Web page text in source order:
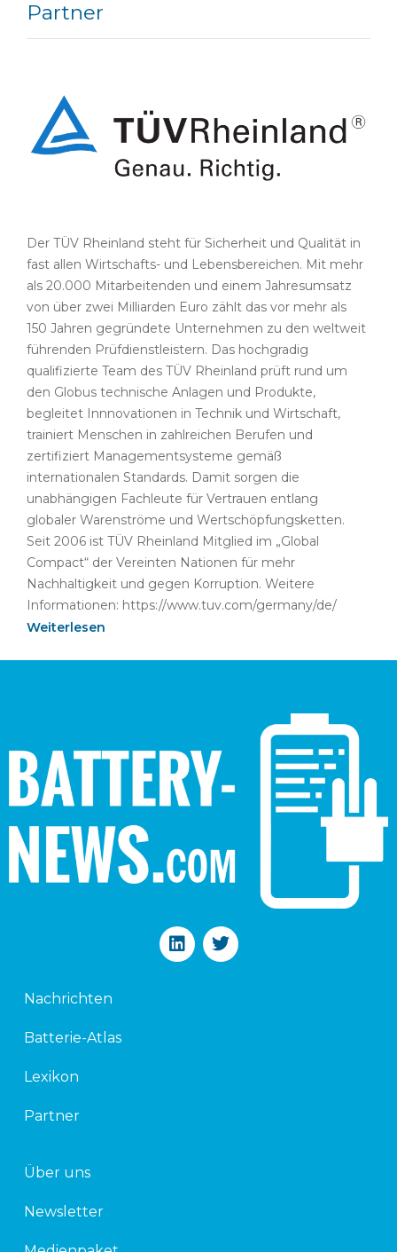
Partner
Der TÜV Rheinland steht für Sicherheit und Qualität in
fast allen Wirtschafts- und Lebensbereichen. Mit mehr
als 20.000 Mitarbeitenden und einem Jahresumsatz
von über zwei Milliarden Euro zählt das vor mehr als
150 Jahren gegründete Unternehmen zu den weltweit
führenden Prüfdienstleistern. Das hochgradig
qualifizierte Team des TÜV Rheinland prüft rund um
den Globus technische Anlagen und Produkte,
begleitet Innnovationen in Technik und Wirtschaft,
trainiert Menschen in zahlreichen Berufen und
zertifiziert Managementsysteme gemäß
internationalen Standards. Damit sorgen die
unabhängigen Fachleute für Vertrauen entlang
globaler Warenströme und Wertschöpfungsketten.
Seit 2006 ist TÜV Rheinland Mitglied im „Global
Compact“ der Vereinten Nationen für mehr
Nachhaltigkeit und gegen Korruption. Weitere
Informationen: https://www.tuv.com/germany/de/
Weiterlesen
L
i
T
w
Nachrichten
Batterie-Atlas
Lexikon
Partner
Über uns
Newsletter